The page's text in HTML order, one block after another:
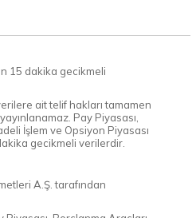
15 dakika gecikmeli
ait telif hakları tamamen
Pay Piyasası,
İşlem ve Opsiyon Piyasası
gecikmeli verilerdir.
A.Ş. tarafından